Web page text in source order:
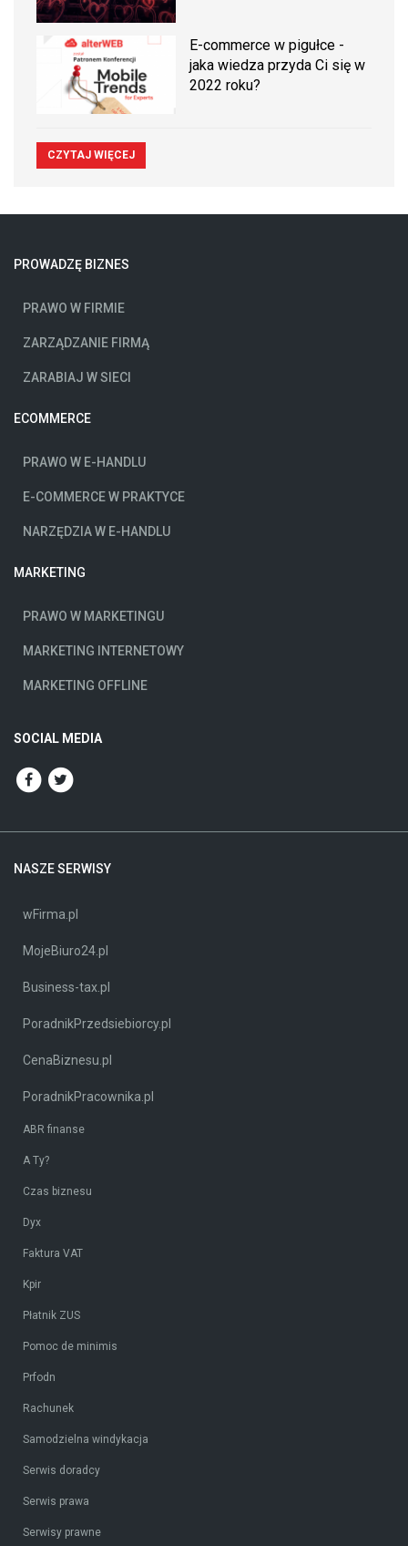
E-commerce w pigułce -
jaka wiedza przyda Ci się w
2022 roku?
CZYTAJ WIĘCEJ
PROWADZĘ BIZNES
PRAWO W FIRMIE
ZARZĄDZANIE FIRMĄ
ZARABIAJ W SIECI
ECOMMERCE
PRAWO W E-HANDLU
E-COMMERCE W PRAKTYCE
NARZĘDZIA W E-HANDLU
MARKETING
PRAWO W MARKETINGU
MARKETING INTERNETOWY
MARKETING OFFLINE
SOCIAL MEDIA
NASZE SERWISY
wFirma.pl
MojeBiuro24.pl
Business-tax.pl
PoradnikPrzedsiebiorcy.pl
CenaBiznesu.pl
PoradnikPracownika.pl
ABR finanse
A Ty?
Czas biznesu
Dyx
Faktura VAT
Kpir
Płatnik ZUS
Pomoc de minimis
Prfodn
Rachunek
Samodzielna windykacja
Serwis doradcy
Serwis prawa
Serwisy prawne